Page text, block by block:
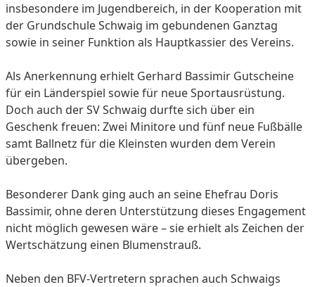
insbesondere im Jugendbereich, in der Kooperation mit
der Grundschule Schwaig im gebundenen Ganztag
sowie in seiner Funktion als Hauptkassier des Vereins.
Als Anerkennung erhielt Gerhard Bassimir Gutscheine
für ein Länderspiel sowie für neue Sportausrüstung.
Doch auch der SV Schwaig durfte sich über ein
Geschenk freuen: Zwei Minitore und fünf neue Fußbälle
samt Ballnetz für die Kleinsten wurden dem Verein
übergeben.
Besonderer Dank ging auch an seine Ehefrau Doris
Bassimir, ohne deren Unterstützung dieses Engagement
nicht möglich gewesen wäre – sie erhielt als Zeichen der
Wertschätzung einen Blumenstrauß.
Neben den BFV-Vertretern sprachen auch Schwaigs